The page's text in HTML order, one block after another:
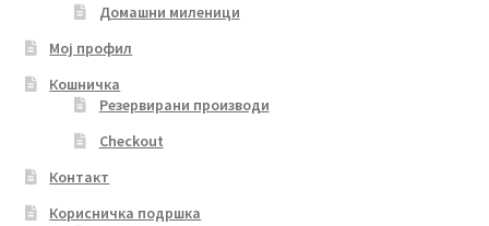
Домашни миленици
Мој профил
Кошничка
Резервирани производи
Checkout
Контакт
Корисничка подршка